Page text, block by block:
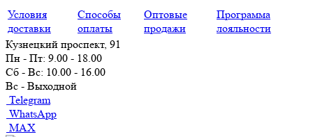
Условия
доставки
Способы
оплаты
Оптовые
продажи
Программа
лояльности
Кузнецкий проспект, 91
Пн - Пт: 9.00 - 18.00
Сб - Вс: 10.00 - 16.00
Вс - Выходной
Telegram
WhatsApp
MAX